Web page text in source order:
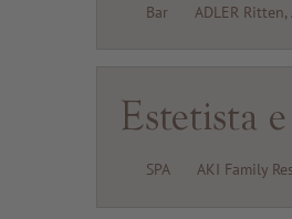
Bar ADLER
Estetista
SPA AKI Family